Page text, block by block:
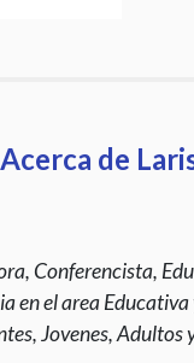
Acerca de
Conferencista,
en el area
Jovenes, Adultos